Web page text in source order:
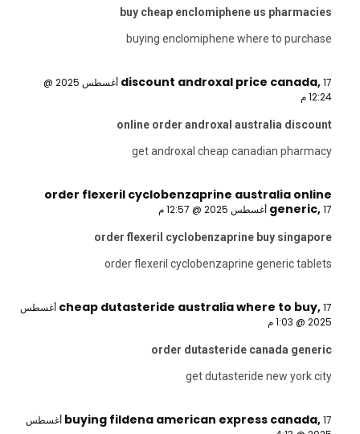
buy cheap enclomiphene us pharmacies
buying enclomiphene where to purchase
discount androxal price canada,
17 أغسطس 2025 @
12:24 م
online order androxal australia discount
get androxal cheap canadian pharmacy
order flexeril cyclobenzaprine australia online
generic,17 أغسطس 2025 @ 12:57 م
order flexeril cyclobenzaprine buy singapore
order flexeril cyclobenzaprine generic tablets
cheap dutasteride australia where to buy,
17 أغسطس
2025 @ 1:03 م
order dutasteride canada generic
get dutasteride new york city
buying fildena american express canada,
17 أغسطس